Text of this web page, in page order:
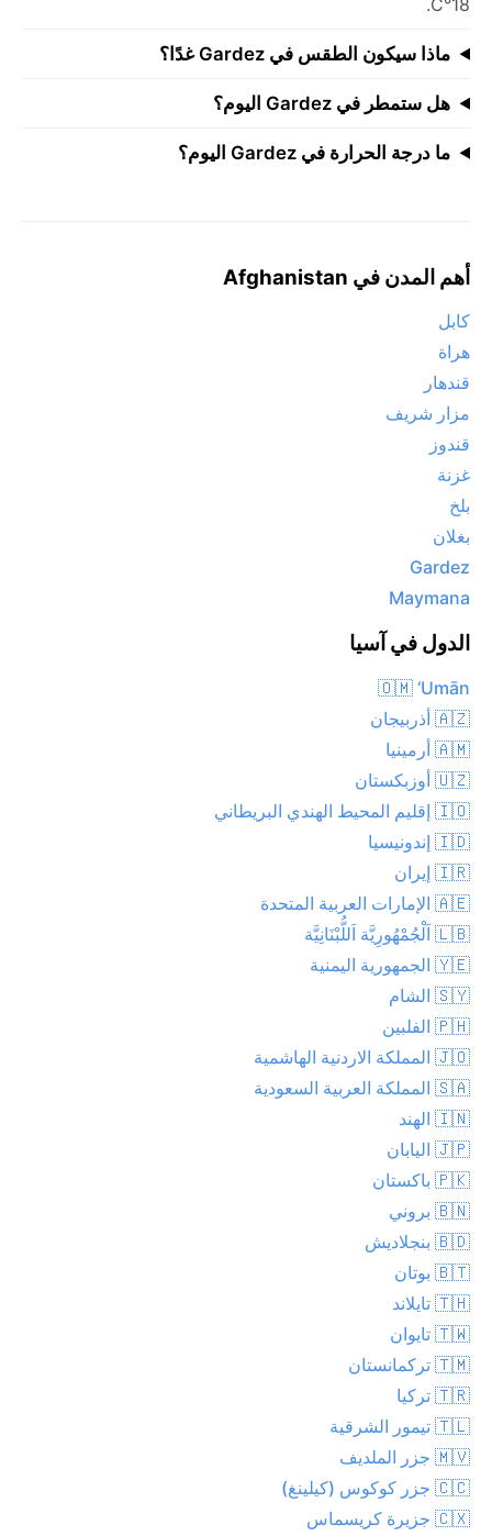
ماذا سيكون الطقس في Gardez غدًا؟
هل ستمطر في Gardez اليوم؟
ما درجة الحرارة في Gardez اليوم؟
أهم المدن في Afghanistan
كابل
هراة
قندهار
مزار شريف
قندوز
غزنة
بلخ
بغلان
Gardez
Maymana
الدول في آسيا
🇴🇲 ‘Umān
🇦🇿 أذربيجان
🇦🇲 أرمينيا
🇺🇿 أوزبكستان
🇮🇴 إقليم المحيط الهندي البريطاني
🇮🇩 إندونيسيا
🇮🇷 إيران
🇦🇪 الإمارات العربية المتحدة
🇱🇧 اَلْجُمْهُورِيَّة اَللُّبْنَانِيَّة
🇾🇪 الجمهورية اليمنية
🇸🇾 الشام
🇵🇭 الفلبين
🇯🇴 المملكة الاردنية الهاشمية
🇸🇦 المملكة العربية السعودية
🇮🇳 الهند
🇯🇵 اليابان
🇵🇰 باكستان
🇧🇳 بروني
🇧🇩 بنجلاديش
🇧🇹 بوتان
🇹🇭 تايلاند
🇹🇼 تايوان
🇹🇲 تركمانستان
🇹🇷 تركيا
🇹🇱 تيمور الشرقية
🇲🇻 جزر الملديف
🇨🇨 جزر كوكوس (كيلينغ)
🇨🇽 جزيرة كريسماس